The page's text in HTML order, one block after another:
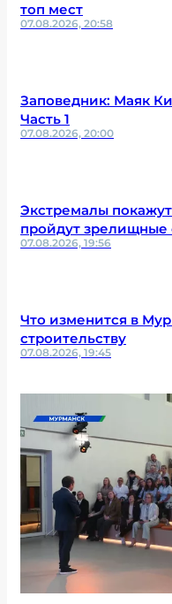
топ мест
07.08.2026, 20:58
Заповедник: Маяк
Часть 1
07.08.2026, 20:00
Экстремалы
пройдут зрелищные
07.08.2026, 19:56
Что изменится в
строительству
07.08.2026, 19:45